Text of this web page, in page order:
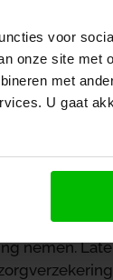
voor
onze site met
met
U gaat
een
van €
deze
is. Voor
DUO-schuld
nemen.